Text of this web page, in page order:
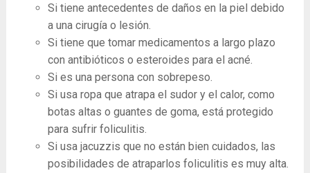
Si tiene antecedentes de daños en la piel debido
a una cirugía o lesión.
Si tiene que tomar medicamentos a largo plazo
con antibióticos o esteroides para el acné.
Si es una persona con sobrepeso.
Si usa ropa que atrapa el sudor y el calor, como
botas altas o guantes de goma, está protegido
para sufrir foliculitis.
Si usa jacuzzis que no están bien cuidados, las
posibilidades de atraparlos foliculitis es muy alta.